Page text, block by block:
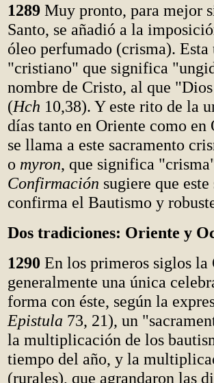
1289 Muy pronto, para mejor
Santo, se añadió a la
óleo perfumado (crisma).
"cristiano" que significa
nombre de Cristo, al que
(Hch 10,38). Y este rito de la
días tanto en Oriente como en
se llama a este sacramento
o myron, que significa
Confirmación sugiere que
confirma el Bautismo y
Dos tradiciones: Oriente y
1290 En los primeros siglos
generalmente una única
forma con éste, según la
Epistula 73, 21), un
la multiplicación de los
tiempo del año, y la
(rurales), que agrandaron las